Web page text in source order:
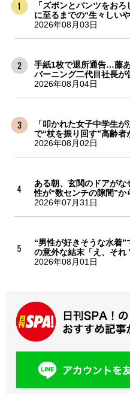
「ズボンとパンツをお
に至るまでの“生々しい
2026年08月03日
手紙1枚で退所通告…藤
バーニング二代目社長が
2026年08月04日
「叩かれた女子中学生
で“杖を振り回す”高齢者
2026年08月02日
ある朝、玄関のドアが
性が“数センチの隙間”か
2026年07月31日
“男性が好きそうな水着
の意外な結末「え、それ
2026年08月01日